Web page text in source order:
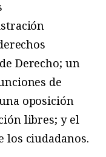
Derecho; un
de
oposición
libres; y el
ciudadanos.